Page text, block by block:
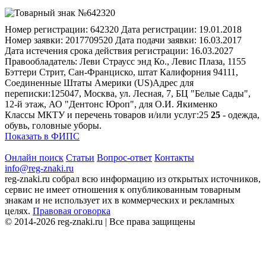
Номер регистрации: 642320 Дата регистрации: 19.01.2018
Номер заявки: 2017709520 Дата подачи заявки: 16.03.2017
Дата истечения срока действия регистрации: 16.03.2027
Правообладатель: Леви Страусс энд Ко., Левис Плаза, 1155
Бэттери Стрит, Сан-Франциско, штат Калифорния 94111,
Соединенные Штаты Америки (US)Адрес для
переписки:125047, Москва, ул. Лесная, 7, БЦ "Белые Сады",
12-й этаж, АО "Дентонс Юроп", для О.И. Якименко
Классы МКТУ и перечень товаров и/или услуг:25 25 - одежда,
обувь, головные уборы.
Показать в ФИПС
Онлайн поиск Статьи Вопрос-ответ Контакты
info@reg-znaki.ru
reg-znaki.ru собрал всю информацию из открытых источников,
сервис не имеет отношения к опубликованным товарным
знакам и не использует их в коммерческих и рекламных
целях. Правовая оговорка
© 2014-2026 reg-znaki.ru | Все права защищены